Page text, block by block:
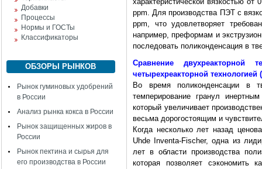
Добавки
Процессы
Нормы и ГОСТы
Классификаторы
ОБЗОРЫ РЫНКОВ
Рынок гуминовых удобрений
в России
Анализ рынка кокса в России
Рынок защищенных жиров в
России
Рынок пектина и сырья для
его производства в России
ррm. Для производства ПЭТ с
ррm, что удовлетворяет
например, преформам и
последовать поликонденсация в
Сравнение
четырехреакторной
Во время поликонденсации в
темперирование гранул
который увеличивает
весьма дорогостоящим и
Когда несколько лет назад
Uhde Inventa-Fischer, одна из
лет в области производства
которая позволяет сэкономить